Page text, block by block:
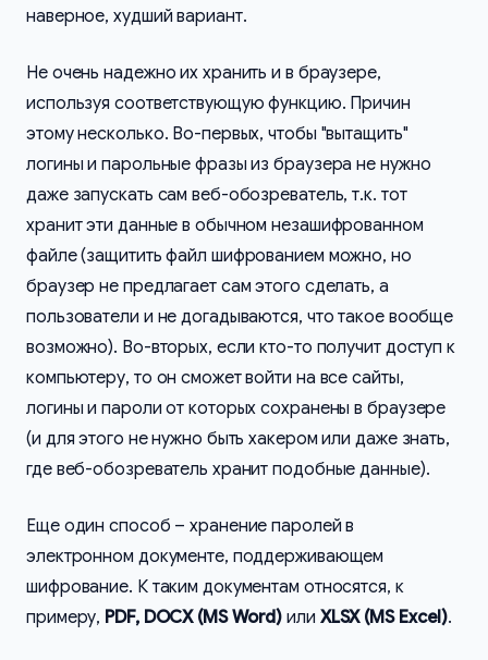
наверное, худший вариант.
Не очень надежно их хранить и в браузере,
используя соответствующую функцию. Причин
этому несколько. Во-первых, чтобы "вытащить"
логины и парольные фразы из браузера не нужно
даже запускать сам веб-обозреватель, т.к. тот
хранит эти данные в обычном незашифрованном
файле (защитить файл шифрованием можно, но
браузер не предлагает сам этого сделать, а
пользователи и не догадываются, что такое вообще
возможно). Во-вторых, если кто-то получит доступ к
компьютеру, то он сможет войти на все сайты,
логины и пароли от которых сохранены в браузере
(и для этого не нужно быть хакером или даже знать,
где веб-обозреватель хранит подобные данные).
Еще один способ – хранение паролей в
электронном документе, поддерживающем
шифрование. К таким документам относятся, к
примеру, PDF, DOCX (MS Word) или XLSX (MS Excel).